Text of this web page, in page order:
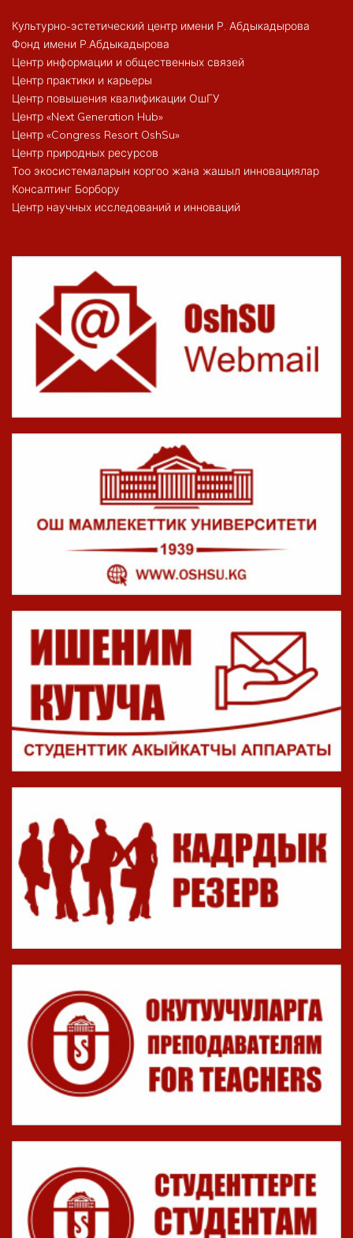
Культурно-эстетический центр имени Р. Абдыкадырова
Фонд имени Р.Абдыкадырова
Центр информации и общественных связей
Центр практики и карьеры
Центр повышения квалификации ОшГУ
Центр «Next Generation Hub»
Центр «Congress Resort OshSu»
Центр природных ресурсов
Тоо экосистемаларын коргоо жана жашыл инновациялар
Консалтинг Борбору
Центр научных исследований и инноваций